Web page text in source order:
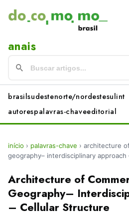
anais
brasilsudestenorte/nordestesulint
autorespalavras-chaveeditorial
início › palavras-chave › architecture
geography– interdisciplinary
Architecture of
Geography–
– Cellular Structure